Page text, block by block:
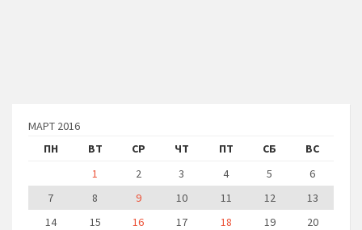
МАРТ 2016
ПН
ВТ СР ЧТ ПТ СБ ВС
1 2 3 4 5
6
7
8 9 10 11 12
13
14
15 16 17 18 19
20